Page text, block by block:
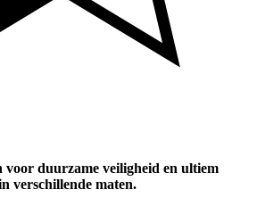
voor duurzame veiligheid en ultiem
verschillende maten.